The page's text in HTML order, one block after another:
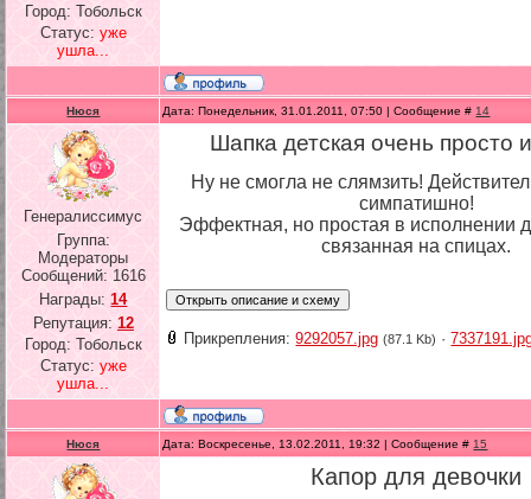
Город: Тобольск
Статус: уже
ушла...
Нюся Дата: Понедельник, 31.01.2011, 07:50 | Сообщение # 14
Генералиссимус
Группа:
Модераторы
Сообщений: 1616
Награды:14
Репутация: 12
Город: Тобольск
Статус: уже
ушла...
Шапка детская очень просто
Ну не смогла не слямзить!
симпатишно!
Эффектная, но простая в исполнении
связанная на спицах.
Прикрепления:9292057.jpg (87.1 Kb) ·
Нюся Дата: Воскресенье, 13.02.2011, 19:32 | Сообщение # 15
Капор для девочки